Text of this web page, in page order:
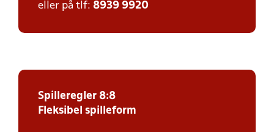
eller på tlf: 8939 9920
Spilleregler 8:8
Fleksibel spilleform